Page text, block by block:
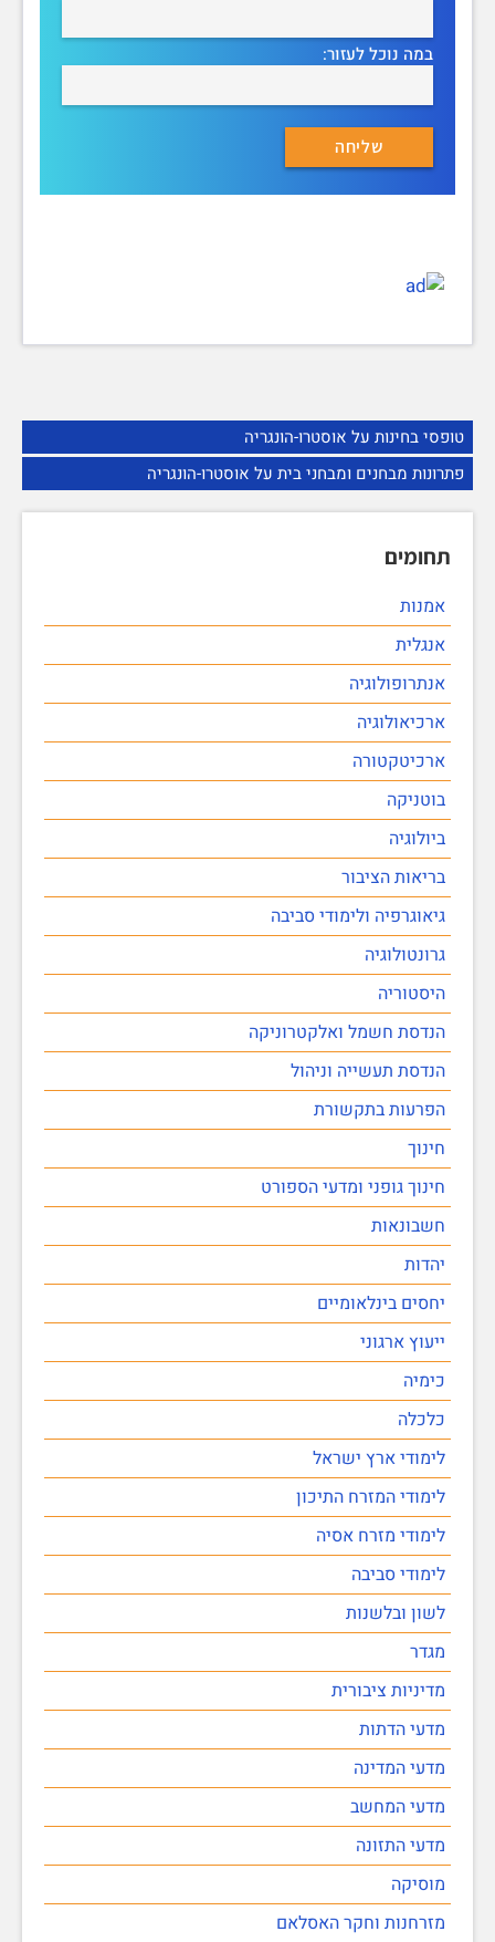
טופסי בחינות על אוסטרו-הונגריה
פתרונות מבחנים ומבחני בית על אוסטרו-הונגריה
תחומים
אמנות
אנגלית
אנתרופולוגיה
ארכיאולוגיה
ארכיטקטורה
בוטניקה
ביולוגיה
בריאות הציבור
גיאוגרפיה ולימודי סביבה
גרונטולוגיה
היסטוריה
הנדסת חשמל ואלקטרוניקה
הנדסת תעשייה וניהול
הפרעות בתקשורת
חינוך
חינוך גופני ומדעי הספורט
חשבונאות
יהדות
יחסים בינלאומיים
ייעוץ ארגוני
כימיה
כלכלה
לימודי ארץ ישראל
לימודי המזרח התיכון
לימודי מזרח אסיה
לימודי סביבה
לשון ובלשנות
מגדר
מדיניות ציבורית
מדעי הדתות
מדעי המדינה
מדעי המחשב
מדעי התזונה
מוסיקה
מזרחנות וחקר האסלאם
במה נוכל לעזור: